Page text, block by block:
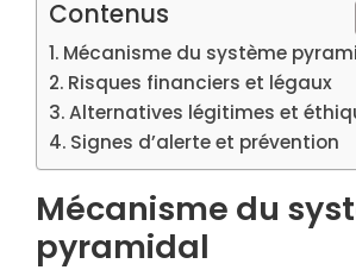
Contenus
Mécanisme du système
Risques financiers et légaux
Alternatives légitimes et
Signes d’alerte et prévention
Mécanisme du
pyramidal